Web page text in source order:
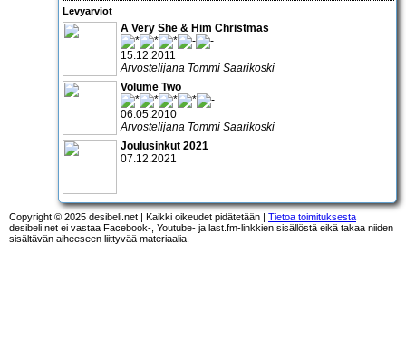
Levyarviot
A Very She & Him Christmas
15.12.2011
Arvostelijana Tommi Saarikoski
Volume Two
06.05.2010
Arvostelijana Tommi Saarikoski
Joulusinkut 2021
07.12.2021
Copyright © 2025 desibeli.net | Kaikki oikeudet pidätetään | Tietoa toimituksesta
desibeli.net ei vastaa Facebook-, Youtube- ja last.fm-linkkien sisällöstä eikä takaa niiden
sisältävän aiheeseen liittyvää materiaalia.